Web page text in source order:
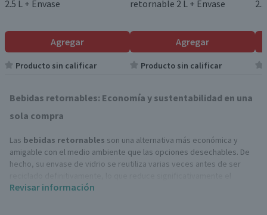
2.5 L + Envase
Agregar
Producto sin calificar
retornable 2 L + Envase
Agregar
Producto sin calificar
Bebidas retornables: Economía y sustentabilidad en una
sola compra
Las bebidas retornables son una alternativa más económica y
amigable con el medio ambiente que las opciones desechables. De
hecho, su envase de vidrio se reutiliza varias veces antes de ser
impacto ambiental y permite ofrecer precios más accesibles al
Revisar información